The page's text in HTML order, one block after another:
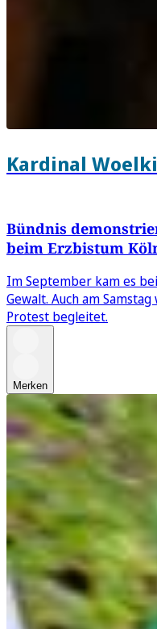
Kardinal
Bündnis
beim Erzbistum
Im September kam es
Gewalt. Auch am
Protest begleitet.
Merken